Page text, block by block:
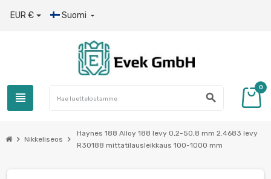
EUR € Suomi 
view_headline search
0
chevron_right Nikkeliseos chevron_right
Haynes 188 Alloy 188 levy 0,2-50,8 mm 2.4683 levy
R30188 mittatilausleikkaus 100-1000 mm